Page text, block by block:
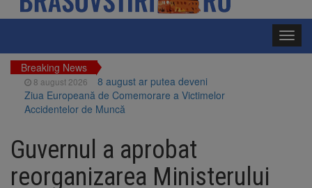
Breaking News
8 august 2026
8 august ar putea deveni
Ziua Europeană de Comemorare a Victimelor
Accidentelor de Muncă
fostului complex Duplex 91, de lângă Piața
Star
Ungaria renunță la apelul
pentru reducerea consumului de energie.
Guvernul a aprobat
reorganizarea Ministerului